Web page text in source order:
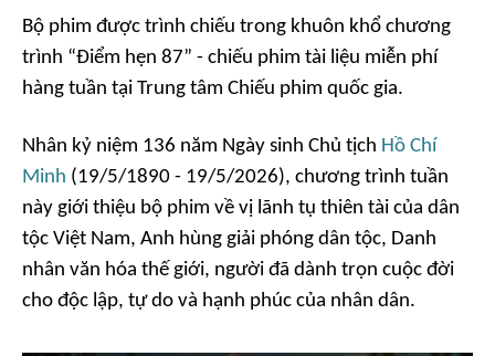
Bộ phim được trình chiếu trong khuôn khổ chương
trình “Điểm hẹn 87” - chiếu phim tài liệu miễn phí
hàng tuần tại Trung tâm Chiếu phim quốc gia.
Nhân kỷ niệm 136 năm Ngày sinh Chủ tịch Hồ Chí
Minh (19/5/1890 - 19/5/2026), chương trình tuần
này giới thiệu bộ phim về vị lãnh tụ thiên tài của dân
tộc Việt Nam, Anh hùng giải phóng dân tộc, Danh
nhân văn hóa thế giới, người đã dành trọn cuộc đời
cho độc lập, tự do và hạnh phúc của nhân dân.